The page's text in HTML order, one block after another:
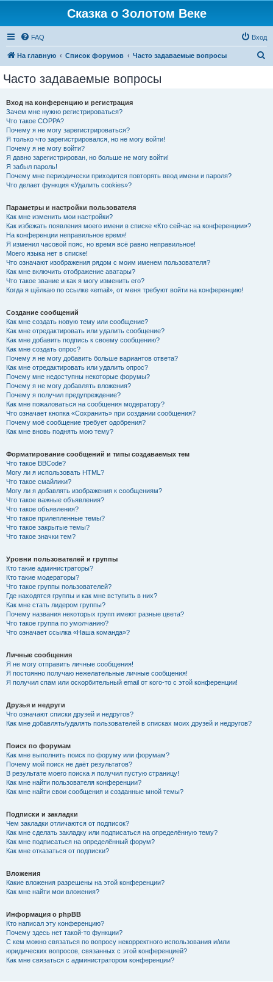
Сказка о Золотом Веке
FAQ Вход
На главную Список форумов Часто задаваемые вопросы
Часто задаваемые вопросы
Вход на конференцию и регистрация
Зачем мне нужно регистрироваться?
Что такое COPPA?
Почему я не могу зарегистрироваться?
Я только что зарегистрировался, но не могу войти!
Почему я не могу войти?
Я давно зарегистрирован, но больше не могу войти!
Я забыл пароль!
Почему мне периодически приходится повторять ввод имени и пароля?
Что делает функция «Удалить cookies»?
Параметры и настройки пользователя
Как мне изменить мои настройки?
Как избежать появления моего имени в списке «Кто сейчас на конференции»?
На конференции неправильное время!
Я изменил часовой пояс, но время всё равно неправильное!
Моего языка нет в списке!
Что означают изображения рядом с моим именем пользователя?
Как мне включить отображение аватары?
Что такое звание и как я могу изменить его?
Когда я щёлкаю по ссылке «email», от меня требуют войти на конференцию!
Создание сообщений
Как мне создать новую тему или сообщение?
Как мне отредактировать или удалить сообщение?
Как мне добавить подпись к своему сообщению?
Как мне создать опрос?
Почему я не могу добавить больше вариантов ответа?
Как мне отредактировать или удалить опрос?
Почему мне недоступны некоторые форумы?
Почему я не могу добавлять вложения?
Почему я получил предупреждение?
Как мне пожаловаться на сообщения модератору?
Что означает кнопка «Сохранить» при создании сообщения?
Почему моё сообщение требует одобрения?
Как мне вновь поднять мою тему?
Форматирование сообщений и типы создаваемых тем
Что такое BBCode?
Могу ли я использовать HTML?
Что такое смайлики?
Могу ли я добавлять изображения к сообщениям?
Что такое важные объявления?
Что такое объявления?
Что такое прилепленные темы?
Что такое закрытые темы?
Что такое значки тем?
Уровни пользователей и группы
Кто такие администраторы?
Кто такие модераторы?
Что такое группы пользователей?
Где находятся группы и как мне вступить в них?
Как мне стать лидером группы?
Почему названия некоторых групп имеют разные цвета?
Что такое группа по умолчанию?
Что означает ссылка «Наша команда»?
Личные сообщения
Я не могу отправить личные сообщения!
Я постоянно получаю нежелательные личные сообщения!
Я получил спам или оскорбительный email от кого-то с этой конференции!
Друзья и недруги
Что означают списки друзей и недругов?
Как мне добавлять/удалять пользователей в списках моих друзей и недругов?
Поиск по форумам
Как мне выполнить поиск по форуму или форумам?
Почему мой поиск не даёт результатов?
В результате моего поиска я получил пустую страницу!
Как мне найти пользователя конференции?
Как мне найти свои сообщения и созданные мной темы?
Подписки и закладки
Чем закладки отличаются от подписок?
Как мне сделать закладку или подписаться на определённую тему?
Как мне подписаться на определённый форум?
Как мне отказаться от подписки?
Вложения
Какие вложения разрешены на этой конференции?
Как мне найти мои вложения?
Информация о phpBB
Кто написал эту конференцию?
Почему здесь нет такой-то функции?
С кем можно связаться по вопросу некорректного использования и/или
юридических вопросов, связанных с этой конференцией?
Как мне связаться с администратором конференции?